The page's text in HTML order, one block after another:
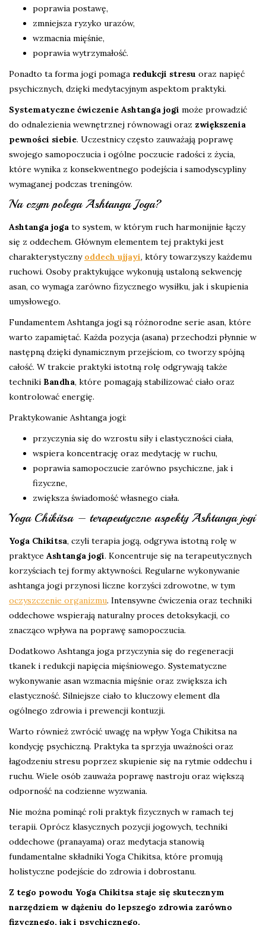
poprawia postawę,
zmniejsza ryzyko urazów,
wzmacnia mięśnie,
poprawia wytrzymałość.
Ponadto ta forma jogi pomaga redukcji stresu oraz napięć
psychicznych, dzięki medytacyjnym aspektom praktyki.
Systematyczne ćwiczenie Ashtanga jogi może prowadzić
do odnalezienia wewnętrznej równowagi oraz zwiększenia
pewności siebie. Uczestnicy często zauważają poprawę
swojego samopoczucia i ogólne poczucie radości z życia,
które wynika z konsekwentnego podejścia i samodyscypliny
wymaganej podczas treningów.
Na czym polega Ashtanga Joga?
Ashtanga joga to system, w którym ruch harmonijnie łączy
się z oddechem. Głównym elementem tej praktyki jest
charakterystyczny oddech ujjayi, który towarzyszy każdemu
ruchowi. Osoby praktykujące wykonują ustaloną sekwencję
asan, co wymaga zarówno fizycznego wysiłku, jak i skupienia
umysłowego.
Fundamentem Ashtanga jogi są różnorodne serie asan, które
warto zapamiętać. Każda pozycja (asana) przechodzi płynnie w
następną dzięki dynamicznym przejściom, co tworzy spójną
całość. W trakcie praktyki istotną rolę odgrywają także
techniki Bandha, które pomagają stabilizować ciało oraz
kontrolować energię.
Praktykowanie Ashtanga jogi:
przyczynia się do wzrostu siły i elastyczności ciała,
wspiera koncentrację oraz medytację w ruchu,
poprawia samopoczucie zarówno psychiczne, jak i
fizyczne,
zwiększa świadomość własnego ciała.
Yoga Chikitsa – terapeutyczne aspekty Ashtanga jogi
Yoga Chikitsa, czyli terapia jogą, odgrywa istotną rolę w
praktyce Ashtanga jogi. Koncentruje się na terapeutycznych
korzyściach tej formy aktywności. Regularne wykonywanie
ashtanga jogi przynosi liczne korzyści zdrowotne, w tym
oczyszczenie organizmu. Intensywne ćwiczenia oraz techniki
oddechowe wspierają naturalny proces detoksykacji, co
znacząco wpływa na poprawę samopoczucia.
Dodatkowo Ashtanga joga przyczynia się do regeneracji
tkanek i redukcji napięcia mięśniowego. Systematyczne
wykonywanie asan wzmacnia mięśnie oraz zwiększa ich
elastyczność. Silniejsze ciało to kluczowy element dla
ogólnego zdrowia i prewencji kontuzji.
Warto również zwrócić uwagę na wpływ Yoga Chikitsa na
kondycję psychiczną. Praktyka ta sprzyja uważności oraz
łagodzeniu stresu poprzez skupienie się na rytmie oddechu i
ruchu. Wiele osób zauważa poprawę nastroju oraz większą
odporność na codzienne wyzwania.
Nie można pominąć roli praktyk fizycznych w ramach tej
terapii. Oprócz klasycznych pozycji jogowych, techniki
oddechowe (pranayama) oraz medytacja stanowią
fundamentalne składniki Yoga Chikitsa, które promują
holistyczne podejście do zdrowia i dobrostanu.
Z tego powodu Yoga Chikitsa staje się skutecznym
narzędziem w dążeniu do lepszego zdrowia zarówno
fizycznego, jak i psychicznego.